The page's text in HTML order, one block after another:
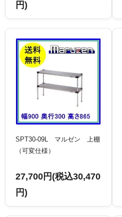
円)
SPT30-09L マルゼン 上棚
（可変仕様）
27,700円(税込30,470
円)